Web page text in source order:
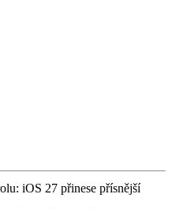
iOS 27 přinese přísnější